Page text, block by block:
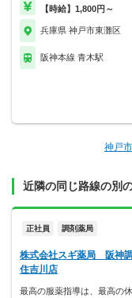
【時給】1,800円～
兵庫県 神戸市東灘区
阪神本線 青木駅
神戸
近隣の同じ路線の別
正社員 調剤薬局
株式会社スギ薬局 阪神
住吉川店
最高の服薬指導は、最高の